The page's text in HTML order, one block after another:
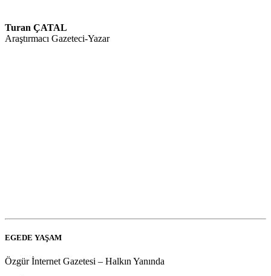
Turan ÇATAL
Araştırmacı Gazeteci-Yazar
EGEDE YAŞAM
Özgür İnternet Gazetesi – Halkın Yanında